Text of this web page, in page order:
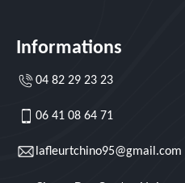
Informations
04 82 29 23 23
06 41 08 64 71
lafleurtchino95@gmail.com